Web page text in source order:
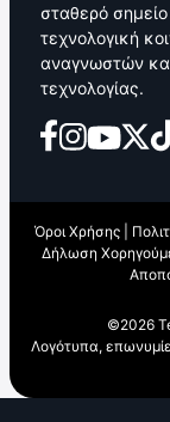
σταθερό
τεχνολογική
αναγνωστών
τεχνολογίας.
Όροι Χρήσης
Δήλωση
©2026
Λογότυπα,